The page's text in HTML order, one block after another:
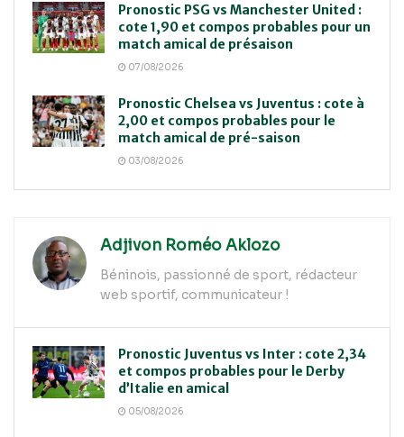
Pronostic PSG vs Manchester United :
cote 1,90 et compos probables pour un
match amical de présaison
07/08/2026
Pronostic Chelsea vs Juventus : cote à
2,00 et compos probables pour le
match amical de pré-saison
03/08/2026
Adjivon Roméo Aklozo
Béninois, passionné de sport, rédacteur
web sportif, communicateur !
Pronostic Juventus vs Inter : cote 2,34
et compos probables pour le Derby
d’Italie en amical
05/08/2026